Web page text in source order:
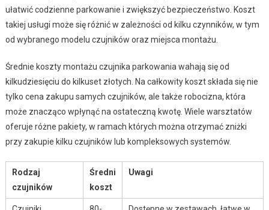
ułatwić codzienne parkowanie i zwiększyć bezpieczeństwo. Koszt
takiej usługi może się różnić w zależności od kilku czynników, w tym
od wybranego modelu czujników oraz miejsca montażu.
Średnie koszty montażu czujnika parkowania wahają się od
kilkudziesięciu do kilkuset złotych. Na całkowity koszt składa się nie
tylko cena zakupu samych czujników, ale także robocizna, która
może znacząco wpłynąć na ostateczną kwotę. Wiele warsztatów
oferuje różne pakiety, w ramach których można otrzymać zniżki
przy zakupie kilku czujników lub kompleksowych systemów.
Rodzaj
czujników
Średni
koszt
Uwagi